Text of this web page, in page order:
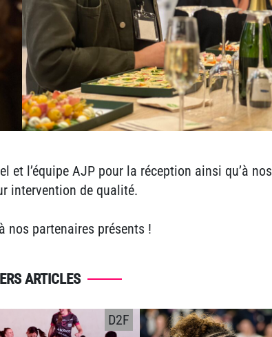
et l’équipe AJP pour la réception ainsi qu’à nos
intervention de qualité.
nos partenaires présents !
ARTICLES
D2F